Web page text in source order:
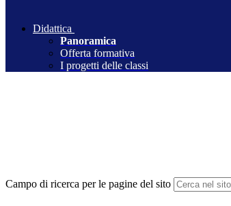
Didattica
Panoramica
Offerta formativa
I progetti delle classi
Campo di ricerca per le pagine del sito